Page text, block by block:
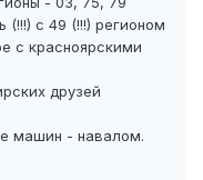
(!!!) с 49 (!!!) регионом
с красноярскими
друзей
машин - навалом.